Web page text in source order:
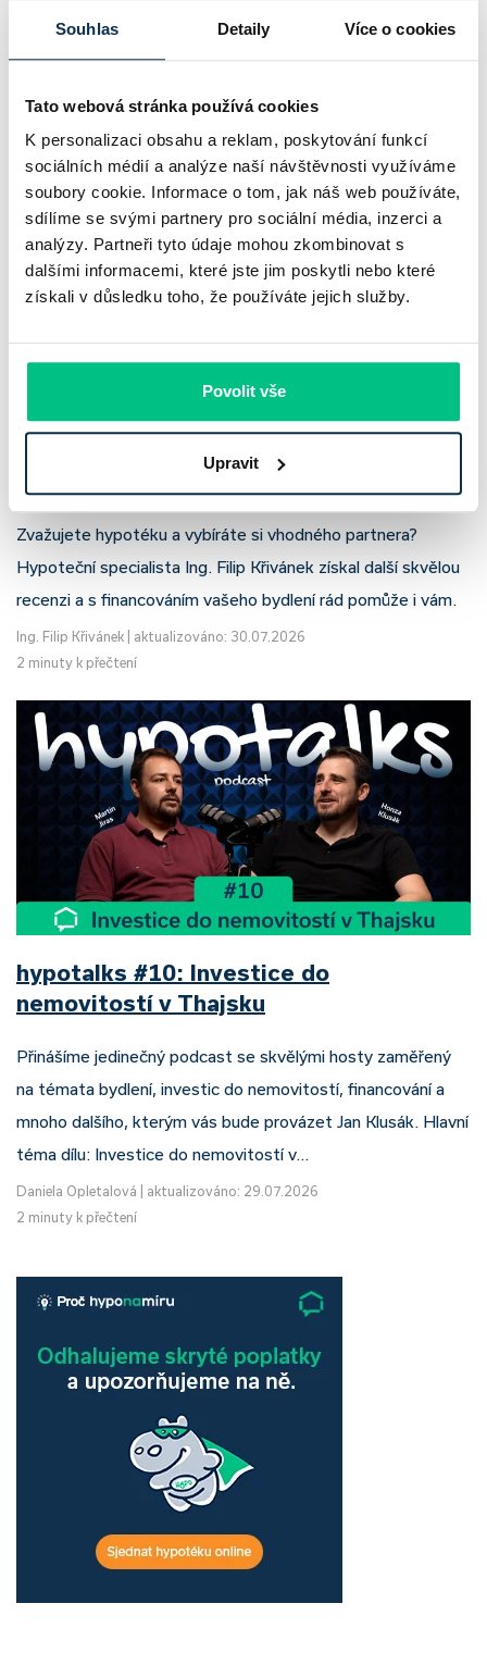
Souhlas Detaily Více o cookies
Tato webová stránka používá cookies
K personalizaci obsahu a reklam, poskytování funkcí
sociálních médií a analýze naší návštěvnosti využíváme
soubory cookie. Informace o tom, jak náš web používáte,
sdílíme se svými partnery pro sociální média, inzerci a
analýzy. Partneři tyto údaje mohou zkombinovat s
dalšími informacemi, které jste jim poskytli nebo které
získali v důsledku toho, že používáte jejich služby.
Povolit vše
Upravit
bankovního trhu. Na jedné straně jí podle zadaného rámce
rostly úvěry a…
Pavel Pohanka |aktualizováno: 31.07.2026
Filip Křivánek, klient: Tomáš B.
Zvažujete hypotéku a vybíráte si vhodného partnera?
Hypoteční specialista Ing. Filip Křivánek získal další skvělou
recenzi a s financováním vašeho bydlení rád pomůže i vám.
Ing. Filip Křivánek
aktualizováno: 30.07.2026
2 minuty k přečtení
hypotalks #10: Investice do
nemovitostí v Thajsku
Přinášíme jedinečný podcast se skvělými hosty zaměřený
na témata bydlení, investic do nemovitostí, financování a
mnoho dalšího, kterým vás bude provázet Jan Klusák. Hlavní
téma dílu: Investice do nemovitostí v…
Daniela Opletalová
aktualizováno: 29.07.2026
2 minuty k přečtení